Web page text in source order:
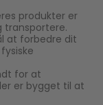
produkter er
at forbedre dit
for at
er bygget til at